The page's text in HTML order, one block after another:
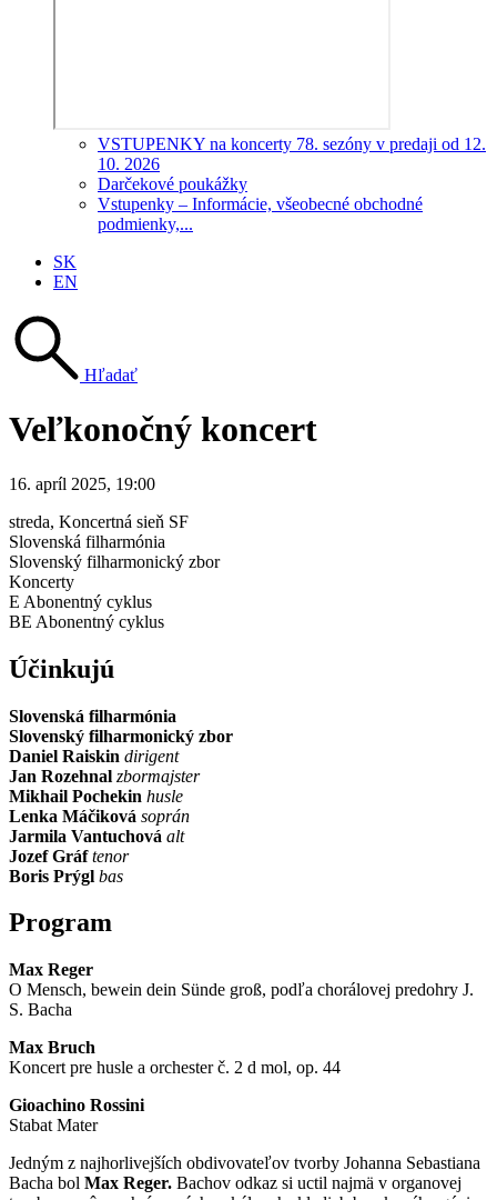
VSTUPENKY na koncerty 78. sezóny v predaji od 12.
10. 2026
Darčekové poukážky
Vstupenky – Informácie, všeobecné obchodné
podmienky,...
SK
EN
Hľadať
Veľkonočný koncert
16. apríl 2025, 19:00
streda, Koncertná sieň SF
Slovenská filharmónia
Slovenský filharmonický zbor
Koncerty
E Abonentný cyklus
BE Abonentný cyklus
Účinkujú
Slovenská filharmónia
Slovenský filharmonický zbor
Daniel Raiskin dirigent
Jan Rozehnal zbormajster
Mikhail Pochekin husle
Lenka Máčiková soprán
Jarmila Vantuchová alt
Jozef Gráftenor
Boris Prýgl bas
Program
Max Reger
O Mensch, bewein dein Sünde groß, podľa chorálovej predohry J.
S. Bacha
Max Bruch
Koncert pre husle a orchester č. 2 d mol, op. 44
Gioachino Rossini
Stabat Mater
Jedným z najhorlivejších obdivovateľov tvorby Johanna Sebastiana
Bacha bol Max Reger. Bachov odkaz si uctil najmä v organovej